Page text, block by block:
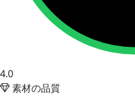
4.0
素材の品質